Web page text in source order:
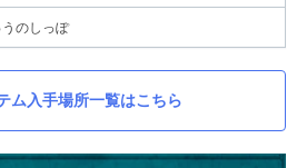
のしっぽ
ム入手場所一覧はこちら